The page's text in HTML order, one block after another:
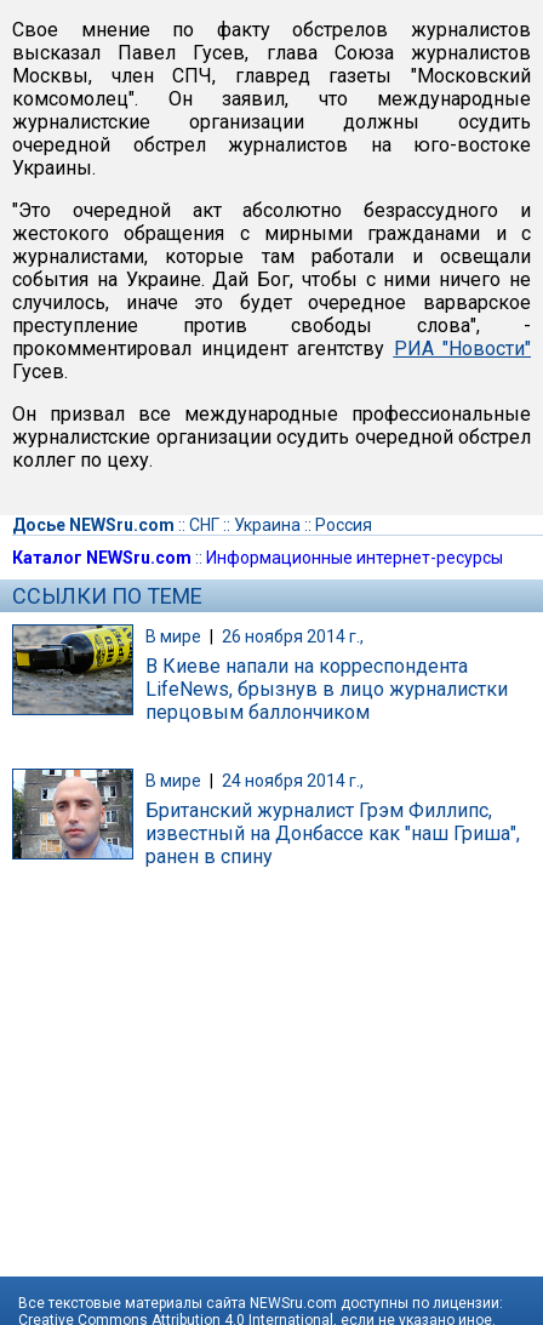
Свое мнение по факту обстрелов журналистов
высказал Павел Гусев, глава Союза журналистов
Москвы, член СПЧ, главред газеты "Московский
комсомолец". Он заявил, что международные
журналистские организации должны осудить
очередной обстрел журналистов на юго-востоке
Украины.
"Это очередной акт абсолютно безрассудного и
жестокого обращения с мирными гражданами и с
журналистами, которые там работали и освещали
события на Украине. Дай Бог, чтобы с ними ничего не
случилось, иначе это будет очередное варварское
преступление против свободы слова", -
прокомментировал инцидент агентству РИА "Новости"
Гусев.
Он призвал все международные профессиональные
журналистские организации осудить очередной обстрел
коллег по цеху.
Досье NEWSru.com :: СНГ:: Украина :: Россия
Каталог NEWSru.com :: Информационные интернет-ресурсы
ССЫЛКИ ПО ТЕМЕ
В мире | 26 ноября 2014 г.,
В Киеве напали на корреспондента
LifeNews, брызнув в лицо журналистки
перцовым баллончиком
В мире 24 ноября 2014 г.,
Британский журналист Грэм Филлипс,
известный на Донбассе как "наш Гриша",
ранен в спину
Все текстовые материалы сайта NEWSru.com доступны по лицензии:
Creative Commons Attribution 4.0 International , если не указано иное.